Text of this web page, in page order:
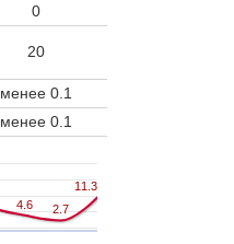
0
20
менее 0.1
менее 0.1
4.6
4.6 2.7
2.7
11.3
11.3